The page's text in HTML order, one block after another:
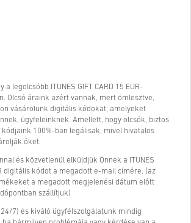
a legolcsóbb ITUNES GIFT CARD 15 EUR-
Olcsó áraink azért vannak, mert ömlesztve,
vásárolunk digitális kódokat, amelyeket
ügyfeleinknek. Amellett, hogy olcsók, biztos
kódjaink 100%-ban legálisak, mivel hivatalos
őket.
és közvetlenül elküldjük Önnek a ITUNES
digitális kódot a megadott e-mail címére. (az
a megadott megjelenési dátum előtt
szállítjuk)
7) és kiváló ügyfélszolgálatunk mindig